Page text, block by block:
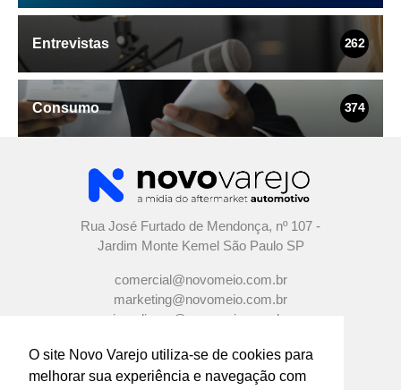
O site Novo Varejo utiliza-se de cookies para
melhorar sua experiência e navegação com
Entrevistas 262
Consumo 374
Rua José Furtado de Mendonça, nº 107 -
Jardim Monte Kemel São Paulo SP
comercial@novomeio.com.br
marketing@novomeio.com.br
jornalismo@novomeio.com.br